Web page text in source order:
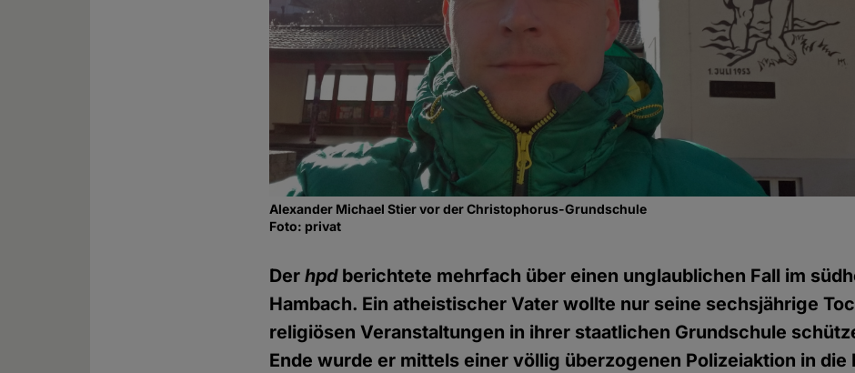
Alexander Michael Stier vor der Christophorus-Grundschule
Foto: privat
Derhpdberichtete mehrfach über einen unglaublichen Fall im
Hambach. Ein atheistischer Vater wollte nur seine sechsjährige
religiösen Veranstaltungen in ihrer staatlichen Grundschule
Ende wurde er mittels einer völlig überzogenen Polizeiaktion in die